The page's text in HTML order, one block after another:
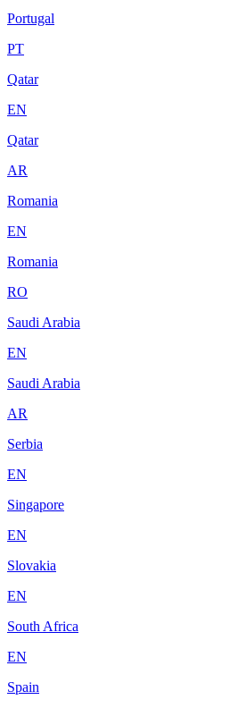
Portugal
PT
Qatar
EN
Qatar
AR
Romania
EN
Romania
RO
Saudi Arabia
EN
Saudi Arabia
AR
Serbia
EN
Singapore
EN
Slovakia
EN
South Africa
EN
Spain